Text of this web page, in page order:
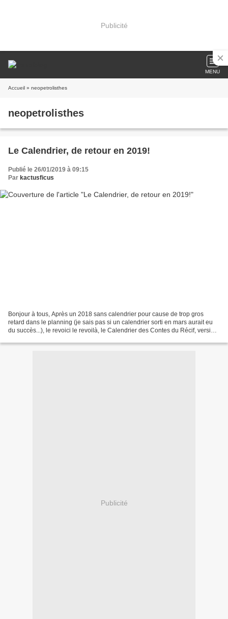
Publicité
MENU
Accueil » neopetrolisthes
neopetrolisthes
Le Calendrier, de retour en 2019!
Publié le 26/01/2019 à 09:15
Par kactusficus
Bonjour à tous, Après un 2018 sans calendrier pour cause de trop gros
retard dans le planning (je sais pas si un calendrier sorti en mars aurait eu
du succès...), le revoici le revoilà, le Calendrier des Contes du Récif, version
Publicité